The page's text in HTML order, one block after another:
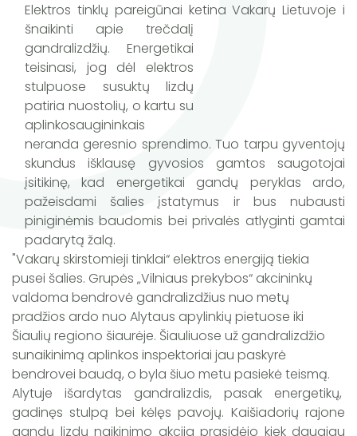
Elektros tinklų pareigūnai ketina Vakarų Lietuvoje i
šnaikinti apie trečdalį
gandralizdžių. Energetikai
teisinasi, jog dėl elektros
stulpuose susuktų lizdų
patiria nuostolių, o kartu su
aplinkosaugininkais
neranda geresnio sprendimo. Tuo tarpu gyventojų
skundus išklausę gyvosios gamtos saugotojai
įsitikinę, kad energetikai gandų peryklas ardo,
pažeisdami šalies įstatymus ir bus nubausti
piniginėmis baudomis bei privalės atlyginti gamtai
padarytą žalą.
"Vakarų skirstomieji tinklai“ elektros energiją tiekia
pusei šalies. Grupės „Vilniaus prekybos“ akcininkų
valdoma bendrovė gandralizdžius nuo metų
pradžios ardo nuo Alytaus apylinkių pietuose iki
Šiaulių regiono šiaurėje. Šiauliuose už gandralizdžio
sunaikinimą aplinkos inspektoriai jau paskyrė
bendrovei baudą, o byla šiuo metu pasiekė teismą.
Alytuje išardytas gandralizdis, pasak energetikų,
gadinęs stulpą bei kėlęs pavojų. Kaišiadorių rajone
gandų lizdų naikinimo akcija prasidėjo kiek daugiau